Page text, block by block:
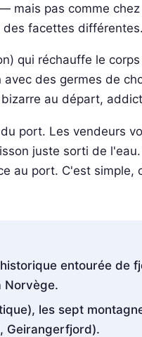
mais pas comme chez
des facettes différentes.
qui réchauffe le
des germes de
au départ,
port. Les vendeurs
juste sorti de l'eau.
au port. C'est simple,
entourée de
Norvège.
les sept
Geirangerfjord).